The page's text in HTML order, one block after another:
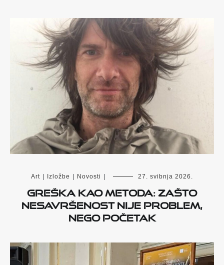
Art Izložbe Novosti 27. svibnja 2026.
Greška kao metoda: Zašto
nesavršenost nije problem,
nego početak